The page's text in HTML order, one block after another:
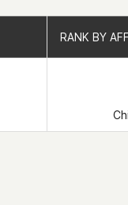
RANK BY
RANK BY